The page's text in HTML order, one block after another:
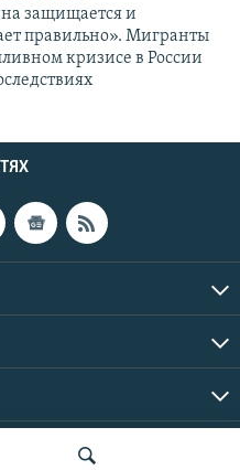
защищается и
правильно». Мигранты
кризисе в России
Inc. | Все права защищены.